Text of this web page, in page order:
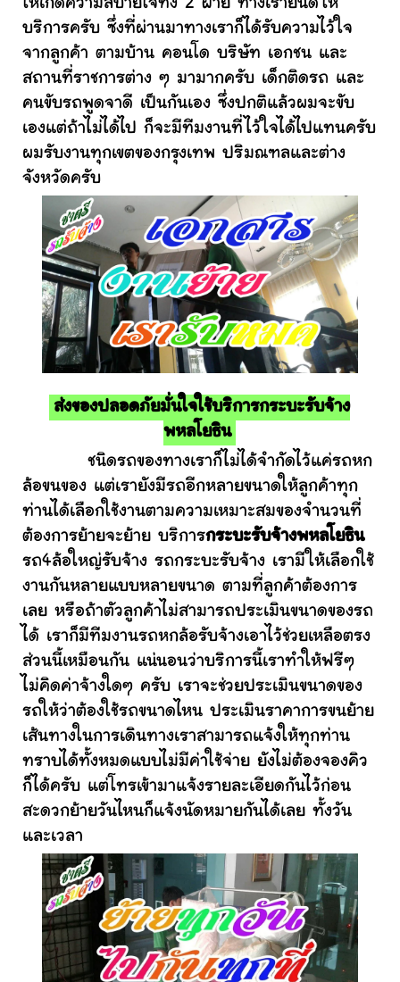
ให้เกิดความสบายใจทั้ง 2 ฝ่าย ทางเรายินดีให้
บริการครับ ซึ่งที่ผ่านมาทางเราก็ได้รับความไว้ใจ
จากลูกค้า ตามบ้าน คอนโด บริษัท เอกชน และ
สถานที่ราชการต่าง ๆ มามากครับ เด็กติดรถ และ
คนขับรถพูดจาดี เป็นกันเอง ซึ่งปกติแล้วผมจะขับ
เองแต่ถ้าไม่ได้ไป ก็จะมีทีมงานที่ไว้ใจได้ไปแทนครับ
ผมรับงานทุกเขตของกรุงเทพ ปริมณฑลและต่าง
จังหวัดครับ
ส่งของปลอดภัยมั่นใจใช้บริการกระบะรับจ้าง
พหลโยธิน
ชนิดรถของทางเราก็ไม่ได้จำกัดไว้แค่รถหก
ล้อขนของ แต่เรายังมีรถอีกหลายขนาดให้ลูกค้าทุก
ท่านได้เลือกใช้งานตามความเหมาะสมของจำนวนที่
ต้องการย้ายจะย้าย บริการกระบะรับจ้างพหลโยธิน
รถ4ล้อใหญ่รับจ้าง รถกระบะรับจ้าง เรามีให้เลือกใช้
งานกันหลายแบบหลายขนาด ตามที่ลูกค้าต้องการ
เลย หรือถ้าตัวลูกค้าไม่สามารถประเมินขนาดของรถ
ได้ เราก็มีทีมงานรถหกล้อรับจ้างเอาไว้ช่วยเหลือตรง
ส่วนนี้เหมือนกัน แน่นอนว่าบริการนี้เราทำให้ฟรีๆ
ไม่คิดค่าจ้างใดๆ ครับ เราจะช่วยประเมินขนาดของ
รถให้ว่าต้องใช้รถขนาดไหน ประเมินราคาการขนย้าย
เส้นทางในการเดินทางเราสามารถแจ้งให้ทุกท่าน
ทราบได้ทั้งหมดแบบไม่มีค่าใช้จ่าย ยังไม่ต้องจองคิว
ก็ได้ครับ แต่โทรเข้ามาแจ้งรายละเอียดกันไว้ก่อน
สะดวกย้ายวันไหนก็แจ้งนัดหมายกันได้เลย ทั้งวัน
และเวลา